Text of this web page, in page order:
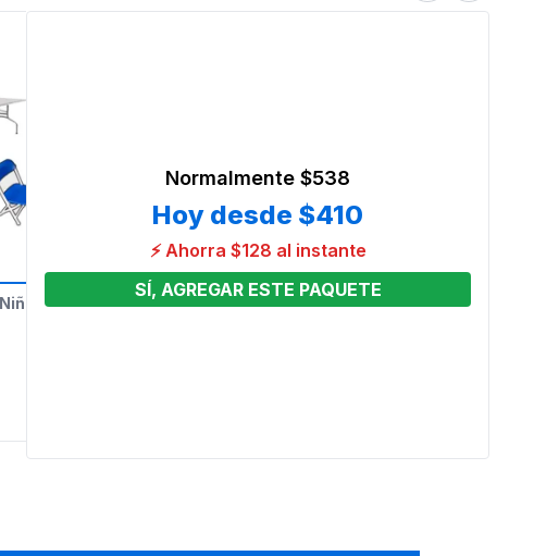
de 4
Normalmente $538
Hoy desde $410
⚡ Ahorra $128 al instante
SÍ, AGREGAR ESTE PAQUETE